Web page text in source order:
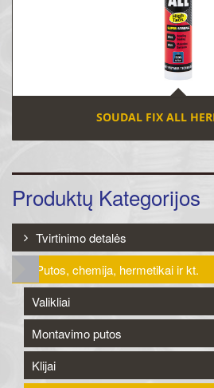
SOUDAL FIX ALL
Produktų Kategorijos
Tvirtinimo detalės
Putos, chemija, hermetikai ir kt.
Valikliai
Montavimo putos
Klijai